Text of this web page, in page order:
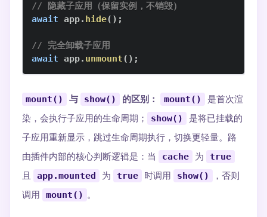
// 隐藏子应用（保留实例，不销毁）
await app. hide( ) ;
// 完全卸载子应用
await app. unmount( ) ;
mount() 与 show() 的区别： mount()
是首次渲
染，会执行子应用的生命周期；
show()
是将已挂载的
子应用重新显示，跳过生命周期执行，切换更轻量。路
由插件内部的核心判断逻辑是：当
cache 为 true
且 app.mounted 为 true 时调用 show()
，否则
调用
mount() 。